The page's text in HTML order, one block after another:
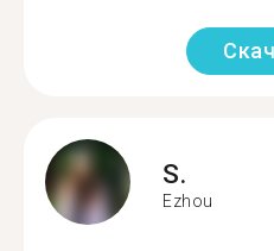
S.
Ezhou